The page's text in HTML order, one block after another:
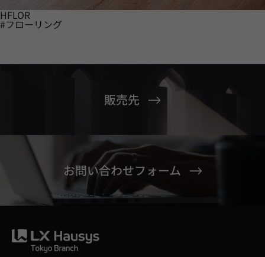
HFLOR
#フローリング
販売先
お問い合わせフォーム